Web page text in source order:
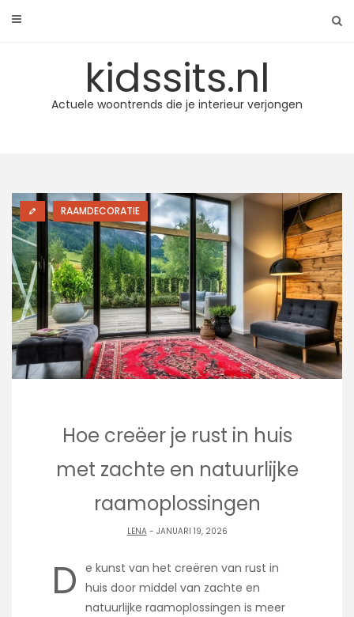
kidssits.nl
Actuele woontrends die je interieur verjongen
RAAMDECORATIE
Hoe creëer je rust in huis
met zachte en natuurlijke
raamoplossingen
LENA- JANUARI 19, 2026
D e kunst van het creëren van rust in
huis door middel van zachte en
natuurlijke raamoplossingen is meer